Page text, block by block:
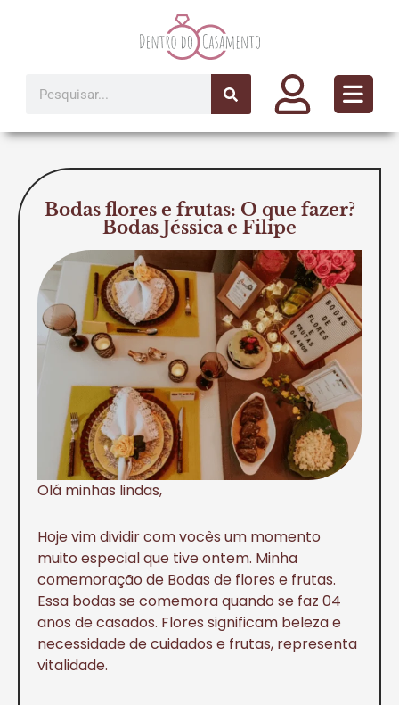
Bodas flores e frutas: O que fazer?
Bodas Jéssica e Filipe
Olá minhas lindas,
Hoje vim dividir com vocês um momento
muito especial que tive ontem. Minha
comemoração de Bodas de flores e frutas.
Essa bodas se comemora quando se faz 04
anos de casados. Flores significam beleza e
necessidade de cuidados e frutas, representa
vitalidade.